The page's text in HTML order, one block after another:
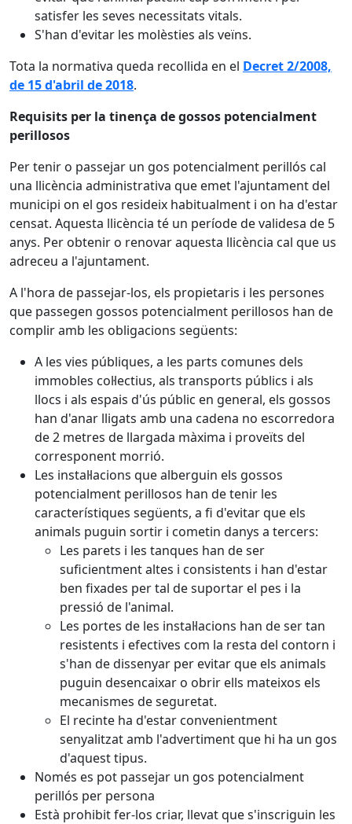
satisfer les seves necessitats vitals.
S'han d'evitar les molèsties als veïns.
Tota la normativa queda recollida en el Decret 2/2008,
de 15 d'abril de 2018.
Requisits per la tinença de gossos potencialment
perillosos
Per tenir o passejar un gos potencialment perillós cal
una llicència administrativa que emet l'ajuntament del
municipi on el gos resideix habitualment i on ha d'estar
censat. Aquesta llicència té un període de validesa de 5
anys. Per obtenir o renovar aquesta llicència cal que us
adreceu a l'ajuntament.
A l'hora de passejar-los, els propietaris i les persones
que passegen gossos potencialment perillosos han de
complir amb les obligacions següents:
A les vies públiques, a les parts comunes dels
immobles col·lectius, als transports públics i als
llocs i als espais d'ús públic en general, els gossos
han d'anar lligats amb una cadena no escorredora
de 2 metres de llargada màxima i proveïts del
corresponent morrió.
Les instal·lacions que alberguin els gossos
potencialment perillosos han de tenir les
característiques següents, a fi d'evitar que els
animals puguin sortir i cometin danys a tercers:
Les parets i les tanques han de ser
suficientment altes i consistents i han d'estar
ben fixades per tal de suportar el pes i la
pressió de l'animal.
Les portes de les instal·lacions han de ser tan
resistents i efectives com la resta del contorn i
s'han de dissenyar per evitar que els animals
puguin desencaixar o obrir ells mateixos els
mecanismes de seguretat.
El recinte ha d'estar convenientment
senyalitzat amb l'advertiment que hi ha un gos
d'aquest tipus.
Només es pot passejar un gos potencialment
perillós per persona
Està prohibit fer-los criar, llevat que s'inscriguin les